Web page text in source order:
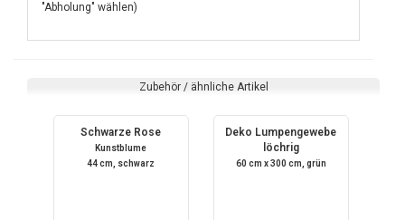
"Abholung" wählen)
Zubehör / ähnliche Artikel
Schwarze Rose
Kunstblume
44 cm, schwarz
Deko Lumpengewebe
löchrig
60 cm x 300 cm, grün